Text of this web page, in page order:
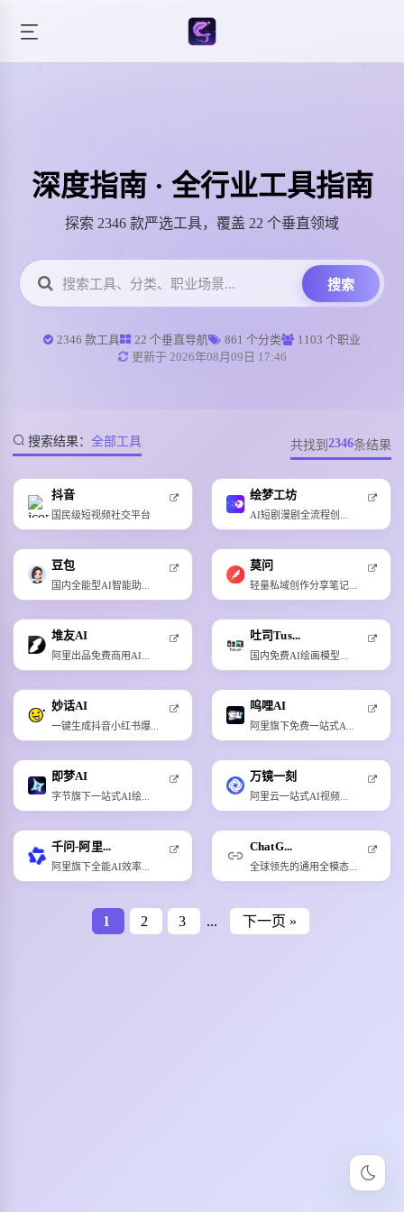
深度指南 · 全行业工具指南
探索 2346 款严选工具，覆盖 22 个垂直领域
搜索
2346 款工具 22 个垂直导航 861 个分类
1103 个职业
更新于 2026年08月09日 17:46
搜索结果： 全部工具 共找到 2346条结果
抖音
国民级短视频社交平台
绘梦工坊
AI短剧漫剧全流程创...
豆包
国内全能型AI智能助...
莫问
轻量私域创作分享笔记...
堆友AI
阿里出品免费商用AI...
吐司Tus...
国内免费AI绘画模型...
妙话AI
一键生成抖音小红书爆...
呜哩AI
阿里旗下免费一站式A...
即梦AI
字节旗下一站式AI绘...
万镜一刻
阿里云一站式AI视频...
千问-阿里...
阿里旗下全能AI效率...
ChatG...
全球领先的通用全模态...
1 2 3 ... 下一页 »